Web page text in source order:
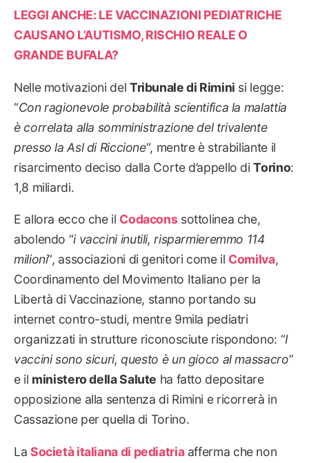
LEGGI ANCHE: LE VACCINAZIONI PEDIATRICHE
CAUSANO L’AUTISMO, RISCHIO REALE O
GRANDE BUFALA?
Nelle motivazioni del Tribunale di Rimini si legge:
“Con ragionevole probabilità scientifica la malattia
è correlata alla somministrazione del trivalente
presso la Asl di Riccione“, mentre è strabiliante il
risarcimento deciso dalla Corte d’appello diTorino:
1,8 miliardi.
E allora ecco che il Codaconssottolinea che,
abolendo “i vaccini inutili, risparmieremmo 114
milioni“, associazioni di genitori come il Comilva,
Coordinamento del Movimento Italiano per la
Libertà di Vaccinazione, stanno portando su
internet contro-studi, mentre 9mila pediatri
organizzati in strutture riconosciute rispondono: “I
vaccini sono sicuri, questo è un gioco al massacro”
e il ministero della Salute ha fatto depositare
opposizione alla sentenza di Rimini e ricorrerà in
Cassazione per quella di Torino.
La Società italiana di pediatriaafferma che non